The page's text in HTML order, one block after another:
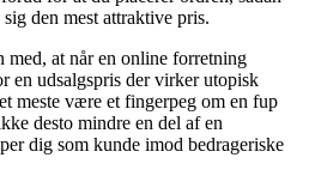
den mest attraktive pris.
med, at når en online forretning
en udsalgspris der virker utopisk
meste være et fingerpeg om en fup
desto mindre en del af en
dig som kunde imod bedrageriske